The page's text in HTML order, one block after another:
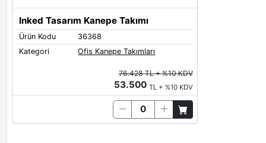
Inked Tasarım Kanepe Takımı
Ürün Kodu
36368
Kategori
Ofis Kanepe Takımları
76.428 TL + %10 KDV
53.500 TL + %10 KDV